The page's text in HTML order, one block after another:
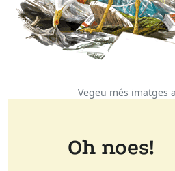
Vegeu més imatges a